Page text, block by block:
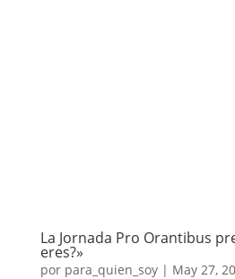
La Jornada Pro Orantibus
eres?»
por para_quien_soy| May 27,